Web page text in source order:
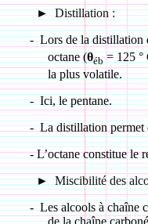
► Distillation :
- Lors de la distillation
octane (θéb= 125 °
la plus volatile.
- Ici, le pentane.
- La distillation permet
- L’octane constitue le
► Miscibilité des
- Les alcools à chaîne
de la chaîne